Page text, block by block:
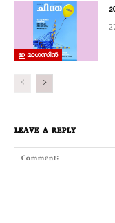
ഇ മാഗസിൻ
LEAVE A REPLY